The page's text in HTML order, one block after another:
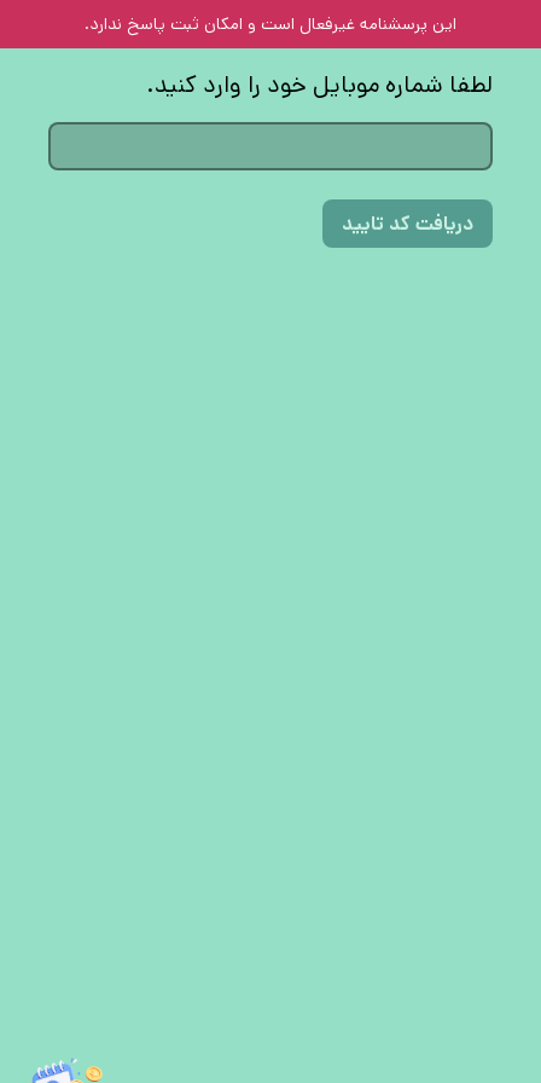
این پرسشنامه غیر‌فعال است و امکان ثبت پاسخ ندارد.
لطفا شماره موبایل خود را وارد کنید.
دریافت کد تایید